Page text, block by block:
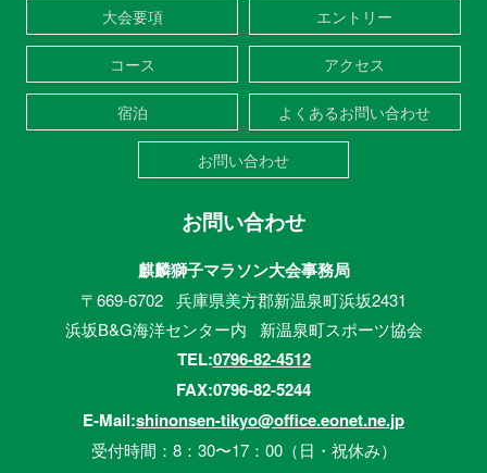
大会要項 エントリー
コース アクセス
宿泊 よくあるお問い合わせ
お問い合わせ
お問い合わせ
麒麟獅子マラソン大会事務局
〒669-6702 兵庫県美方郡新温泉町浜坂2431
浜坂B&G海洋センター内 新温泉町スポーツ協会
TEL:0796-82-4512
FAX:0796-82-5244
E-Mail:shinonsen-tikyo@office.eonet.ne.jp
受付時間：8：30〜17：00（日・祝休み）